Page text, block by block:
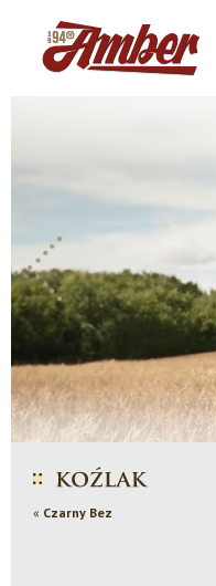
« Czarny Bez